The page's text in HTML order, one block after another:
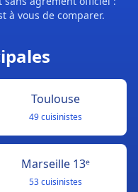
à vous de comparer.
Toulouse
49 cuisinistes
Marseille 13ᵉ
53 cuisinistes